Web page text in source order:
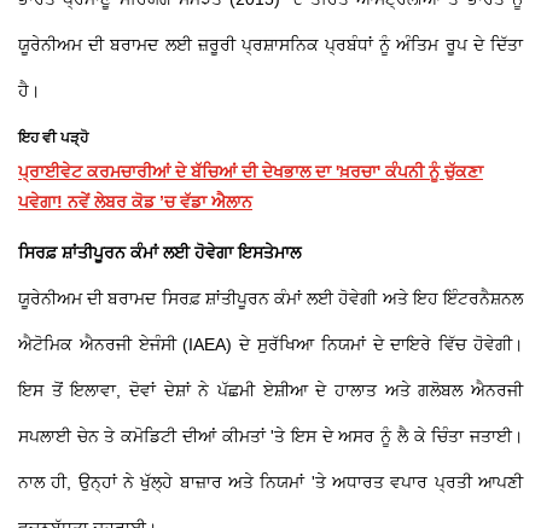
ਯੂਰੇਨੀਅਮ ਦੀ ਬਰਾਮਦ ਲਈ ਜ਼ਰੂਰੀ ਪ੍ਰਸ਼ਾਸਨਿਕ ਪ੍ਰਬੰਧਾਂ ਨੂੰ ਅੰਤਿਮ ਰੂਪ ਦੇ ਦਿੱਤਾ
ਹੈ।
ਇਹ ਵੀ ਪੜ੍ਹੋ
ਪ੍ਰਾਈਵੇਟ ਕਰਮਚਾਰੀਆਂ ਦੇ ਬੱਚਿਆਂ ਦੀ ਦੇਖਭਾਲ ਦਾ 'ਖ਼ਰਚਾ' ਕੰਪਨੀ ਨੂੰ ਚੁੱਕਣਾ
ਪਵੇਗਾ! ਨਵੇਂ ਲੇਬਰ ਕੋਡ ’ਚ ਵੱਡਾ ਐਲਾਨ
ਸਿਰਫ਼ ਸ਼ਾਂਤੀਪੂਰਨ ਕੰਮਾਂ ਲਈ ਹੋਵੇਗਾ ਇਸਤੇਮਾਲ
ਯੂਰੇਨੀਅਮ ਦੀ ਬਰਾਮਦ ਸਿਰਫ਼ ਸ਼ਾਂਤੀਪੂਰਨ ਕੰਮਾਂ ਲਈ ਹੋਵੇਗੀ ਅਤੇ ਇਹ ਇੰਟਰਨੈਸ਼ਨਲ
ਐਟੋਮਿਕ ਐਨਰਜੀ ਏਜੰਸੀ (IAEA) ਦੇ ਸੁਰੱਖਿਆ ਨਿਯਮਾਂ ਦੇ ਦਾਇਰੇ ਵਿੱਚ ਹੋਵੇਗੀ।
ਇਸ ਤੋਂ ਇਲਾਵਾ, ਦੋਵਾਂ ਦੇਸ਼ਾਂ ਨੇ ਪੱਛਮੀ ਏਸ਼ੀਆ ਦੇ ਹਾਲਾਤ ਅਤੇ ਗਲੋਬਲ ਐਨਰਜੀ
ਸਪਲਾਈ ਚੇਨ ਤੇ ਕਮੋਡਿਟੀ ਦੀਆਂ ਕੀਮਤਾਂ 'ਤੇ ਇਸ ਦੇ ਅਸਰ ਨੂੰ ਲੈ ਕੇ ਚਿੰਤਾ ਜਤਾਈ।
ਨਾਲ ਹੀ, ਉਨ੍ਹਾਂ ਨੇ ਖੁੱਲ੍ਹੇ ਬਾਜ਼ਾਰ ਅਤੇ ਨਿਯਮਾਂ 'ਤੇ ਅਧਾਰਤ ਵਪਾਰ ਪ੍ਰਤੀ ਆਪਣੀ